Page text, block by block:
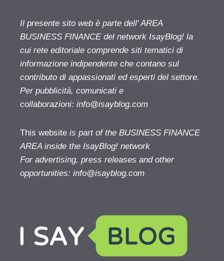
Il presente sito web è parte dell' AREA
BUSINESS FINANCE del network IsayBlog! la
cui rete editoriale comprende siti tematici di
informazione indipendente che contano sul
contributo di appassionati ed esperti del settore.
Per pubblicità, comunicati e
collaborazioni: info@isayblog.com
This website is part of the BUSINESS FINANCE
AREA inside the IsayBlog! network
For advertising, press releases and other
opportunities: info@isayblog.com